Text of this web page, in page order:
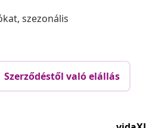
szezonális
Szerződéstől való elállás